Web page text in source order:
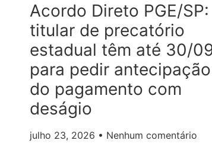
Acordo Direto PGE/SP:
titular de precatório
estadual têm até 30/
para pedir antecipação
do pagamento com
deságio
julho 23, 2026 Nenhum comentário